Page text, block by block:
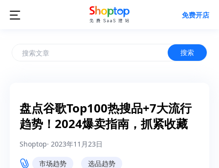
 免费开店
搜索
盘点谷歌Top100热搜品+7大流行
趋势！2024爆卖指南，抓紧收藏
Shoptop· 2023年11月23日
市场趋势 选品趋势